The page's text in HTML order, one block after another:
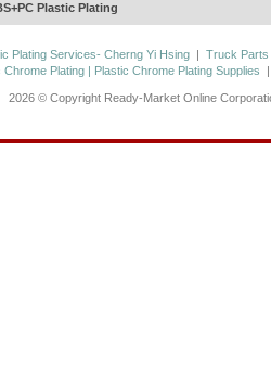
Plastic Plating
Plating Services- Cherng Yi Hsing | Truck Parts
Plating | Plastic Chrome Plating Supplies
2026 © Copyright Ready-Market Online